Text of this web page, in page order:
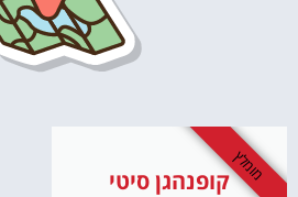
קופנהגן סיטימומלץ